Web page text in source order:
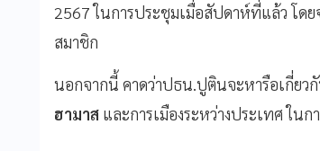
2567 ในการประชุมเมื่อสัปดาห์ที่แล้ว โด
สมาชิก
นอกจากนี้ คาดว่าปธน.ปูตินจะหารือเกี่ยว
ฮามาส และการเมืองระหว่างประเทศ ในก